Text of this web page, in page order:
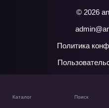
Каталог Поиск
© 2026
Политика